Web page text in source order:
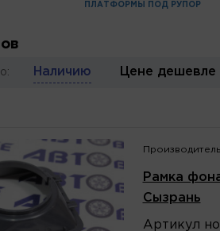
ПЛАТФОРМЫ ПОД РУПОР
Наличию Цене дешевле
Рамка
Сызрань
Артикул